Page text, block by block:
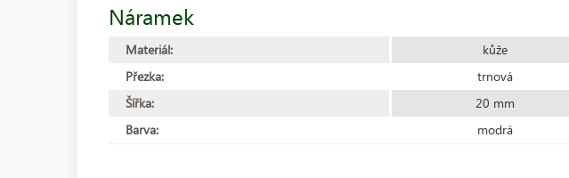
Náramek
Materiál:
kůže
Přezka:
trnová
Šířka:
20 mm
Barva:
modrá